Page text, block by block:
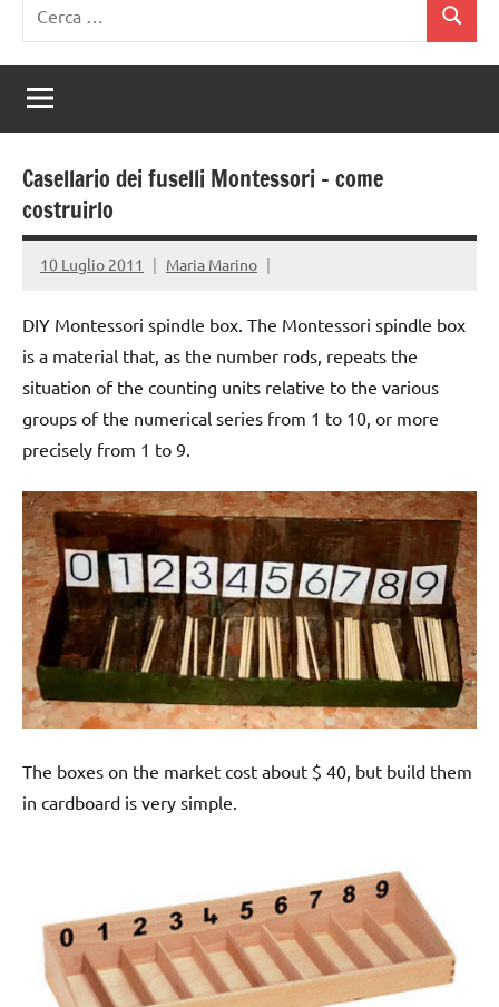
per:
Cerca
Casellario dei fuselli Montessori – come
costruirlo
10 Luglio 2011 Maria Marino
DIY Montessori spindle box. The Montessori spindle box
is a material that, as the number rods, repeats the
situation of the counting units relative to the various
groups of the numerical series from 1 to 10, or more
precisely from 1 to 9.
The boxes on the market cost about $ 40, but build them
in cardboard is very simple.